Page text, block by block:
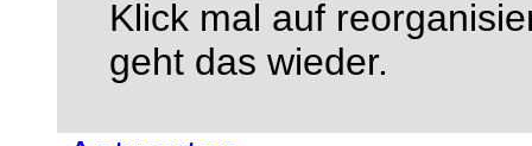
Klick mal auf
geht das wieder.